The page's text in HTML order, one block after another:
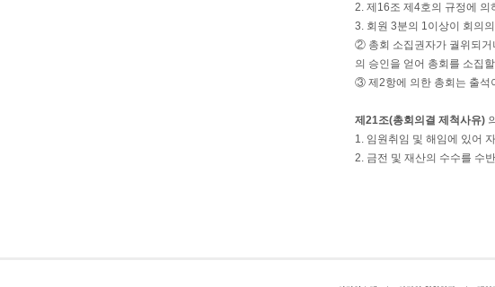
2. 제16조 제4호의 규정에 의
3. 회원 3분의 1이상이 회의
② 총회 소집권자가 궐위되거
의 승인을 얻어 총회를 소집
③ 제2항에 의한 총회는 출석
제21조(총회의결 제척사유)
1. 임원취임 및 해임에 있어
2. 금전 및 재산의 수수를 수